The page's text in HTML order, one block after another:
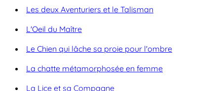
Les deux Aventuriers et le Talisman
L'Oeil du Maître
Le Chien qui lâche sa proie pour l'ombre
La chatte métamorphosée en femme
La Lice et sa Compagne